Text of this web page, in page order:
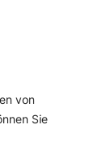
von
Sie